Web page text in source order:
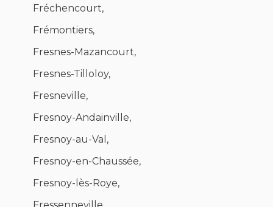
Fréchencourt,
Frémontiers,
Fresnes-Mazancourt,
Fresnes-Tilloloy,
Fresneville,
Fresnoy-Andainville,
Fresnoy-au-Val,
Fresnoy-en-Chaussée,
Fresnoy-lès-Roye,